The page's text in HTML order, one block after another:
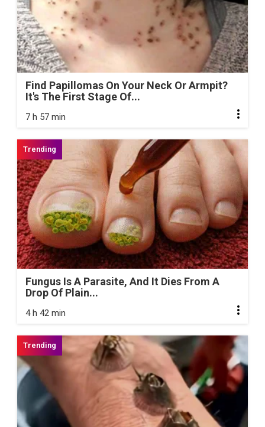
Find Papillomas On Your Neck Or Armpit?
It's The First Stage Of...
7 h 57 min
Fungus Is A Parasite, And It Dies From A
Drop Of Plain...
4 h 42 min